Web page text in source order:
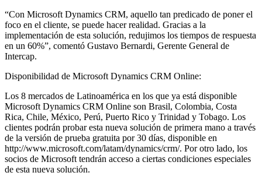
“Con Microsoft Dynamics CRM, aquello tan predicado de poner el
foco en el cliente, se puede hacer realidad. Gracias a la
implementación de esta solución, redujimos los tiempos de respuesta
en un 60%”, comentó Gustavo Bernardi, Gerente General de
Intercap.
Disponibilidad de Microsoft Dynamics CRM Online:
Los 8 mercados de Latinoamérica en los que ya está disponible
Microsoft Dynamics CRM Online son Brasil, Colombia, Costa
Rica, Chile, México, Perú, Puerto Rico y Trinidad y Tobago. Los
clientes podrán probar esta nueva solución de primera mano a través
de la versión de prueba gratuita por 30 días, disponible en
http://www.microsoft.com/latam/dynamics/crm/. Por otro lado, los
socios de Microsoft tendrán acceso a ciertas condiciones especiales
de esta nueva solución.